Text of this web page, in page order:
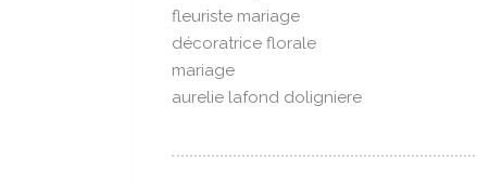
fleuriste mariage
décoratrice florale
mariage
aurelie lafond doligniere